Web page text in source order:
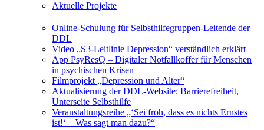
Aktuelle Projekte
Online-Schulung für Selbsthilfegruppen-Leitende der
DDL
Video „S3-Leitlinie Depression“ verständlich erklärt
App PsyResQ – Digitaler Notfallkoffer für Menschen
in psychischen Krisen
Filmprojekt „Depression und Alter“
Aktualisierung der DDL-Website: Barrierefreiheit,
Unterseite Selbsthilfe
Veranstaltungsreihe „‘Sei froh, dass es nichts Ernstes
ist!‘ – Was sagt man dazu?“